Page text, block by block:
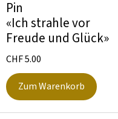
Pin
«Ich strahle vor
Freude und Glück»
CHF5.00
Zum Warenkorb